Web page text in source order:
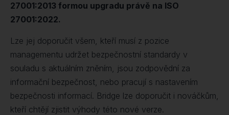
27001:2013 formou upgradu právě na ISO
27001:2022.
Lze jej doporučit všem, kteří musí z pozice
managementu udržet bezpečnostní standardy v
souladu s aktuálním zněním, jsou zodpovědní za
informační bezpečnost, nebo pracují s nastavením
bezpečnosti informací. Bridge lze doporučit i nováčkům,
kteří chtějí zjistit výhody této nové verze.